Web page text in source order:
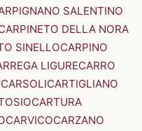
SALENTINO
DELLA NORA
SINELLOCARPINO
LIGURECARRO
CARSOLICARTIGLIANO
CARTURA
CARVICOCARZANO